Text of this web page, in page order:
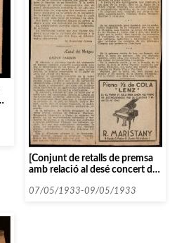
[Conjunt de retalls de premsa
amb relació al desé concert del
les Audicions Intimes]
07/05/1933-09/05/1933